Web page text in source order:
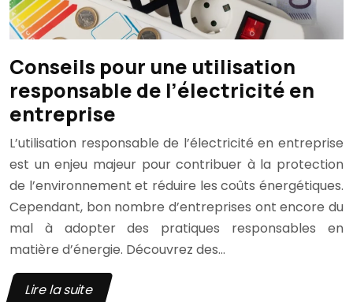
Conseils pour une utilisation
responsable de l’électricité en
entreprise
L’utilisation responsable de l’électricité en entreprise
est un enjeu majeur pour contribuer à la protection
de l’environnement et réduire les coûts énergétiques.
Cependant, bon nombre d’entreprises ont encore du
mal à adopter des pratiques responsables en
matière d’énergie. Découvrez des…
Lire la suite